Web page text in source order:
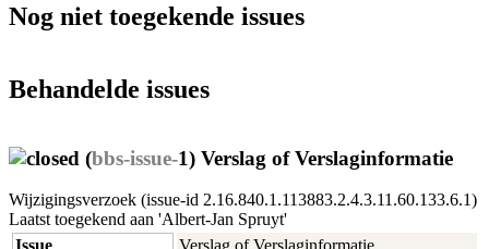
Nog niet toegekende issues
Behandelde issues
(bbs-issue-1) Verslag of Verslaginformatie
Wijzigingsverzoek (issue-id 2.16.840.1.113883.2.4.3.11.60.133.6.1)
Laatst toegekend aan 'Albert-Jan Spruyt'